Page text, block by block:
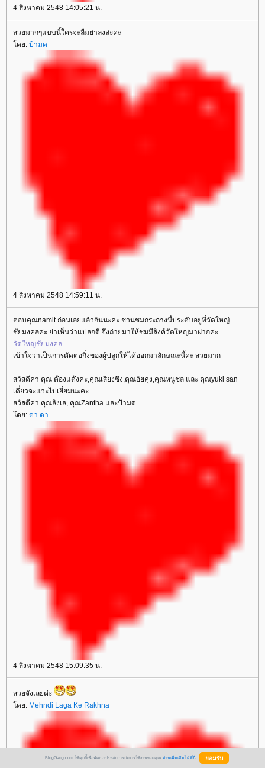
4 สิงหาคม 2548 14:05:21 น.
สวยมากๆแบบนี้ใครจะลืมย่าลงล่ะคะ
ดย: ป้ามด
4 สิงหาคม 2548 14:59:11 น.
ตอบคุณnamit ก่อนเลยแล้วกันนะคะ ชวนชมกระถางนี้ประดับอยู่ที่วัดใหญ่
ชัยมงคลค่ะ ย่าเห็นว่าแปลกดี จึงถ่ายมาให้ชมมีลิงค์วัดใหญ่มาฝากค่ะ
วัดใหญ่ชัยมงคล
เข้าใจว่าเป็นการตัดต่อกิ่งของผู้ปลูกให้ได้ออกมาลักษณะนี้ค่ะ สวยมาก
สวัสดีค่า คุณ ด๊องแด๊งค่ะ,คุณเสียงซึง,คุณอัยคุง,คุณหนูชล และ คุณyuki san
เดี๋ยวจะแวะไปเยี่ยมนะคะ
สวัสดีค่า คุณลิงเล, คุณZantha และป้ามด
ดย: ดา ดา
4 สิงหาคม 2548 15:09:35 น.
สวยจังเลยค่ะ
ดย: Mehndi Laga Ke Rakhna
BlogGang.com ใช้คุกกี้เพื่อพัฒนาประสบการณ์การใช้งานของคุณ อ่านเพิ่มเติมได้ที่นี่